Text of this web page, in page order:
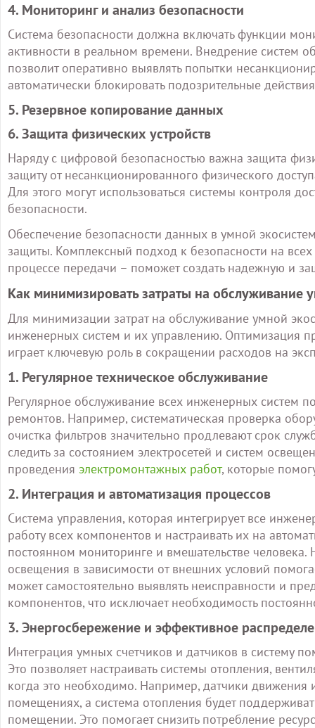
4. Мониторинг и анализ безопасности
Система безопасности должна включать функции
активности в реальном времени. Внедрение систем
позволит оперативно выявлять попытки
автоматически блокировать подозрительные
5. Резервное копирование данных
6. Защита физических устройств
Наряду с цифровой безопасностью важна защита
защиту от несанкционированного физического
Для этого могут использоваться системы контроля
безопасности.
Обеспечение безопасности данных в умной
защиты. Комплексный подход к безопасности на
процессе передачи – поможет создать надежную и
Как минимизировать затраты на обслуживание
Для минимизации затрат на обслуживание умной
инженерных систем и их управлению. Оптимизация
играет ключевую роль в сокращении расходов на
1. Регулярное техническое обслуживание
Регулярное обслуживание всех инженерных систем
ремонтов. Например, систематическая проверка
очистка фильтров значительно продлевают срок
следить за состоянием электросетей и систем
проведения электромонтажных работ, которые
2. Интеграция и автоматизация процессов
Система управления, которая интегрирует все
работу всех компонентов и настраивать их на
постоянном мониторинге и вмешательстве
освещения в зависимости от внешних условий
может самостоятельно выявлять неисправности и
компонентов, что исключает необходимость
3. Энергосбережение и эффективное
Интеграция умных счетчиков и датчиков в систему
Это позволяет настраивать системы отопления,
когда это необходимо. Например, датчики движения
помещениях, а система отопления будет
помещении. Это помогает снизить потребление